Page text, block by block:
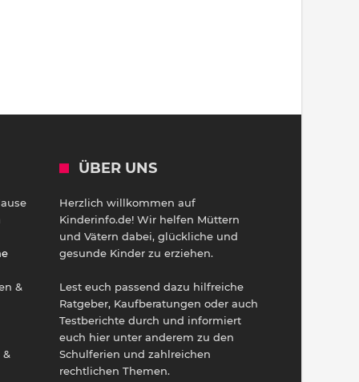
&
&
ÜBER UNS
Herzlich willkommen auf
Kinderinfo.de! Wir helfen Müttern
und Vätern dabei, glückliche und
gesunde Kinder zu erziehen.
Lest euch passend dazu hilfreiche
Ratgeber, Kaufberatungen oder auch
Testberichte durch und informiert
euch hier unter anderem zu den
Schulferien und zahlreichen
rechtlichen Themen.